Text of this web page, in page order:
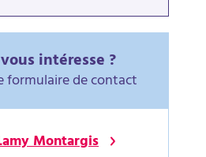
intéresse ?
formulaire de contact
Montargis